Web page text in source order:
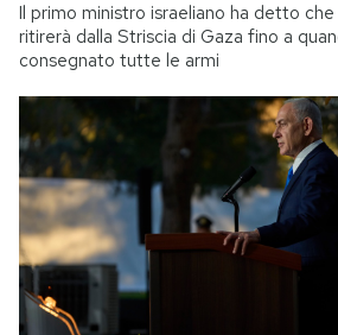
Il primo ministro israeliano ha detto
ritirerà dalla Striscia di Gaza fino a
consegnato tutte le armi